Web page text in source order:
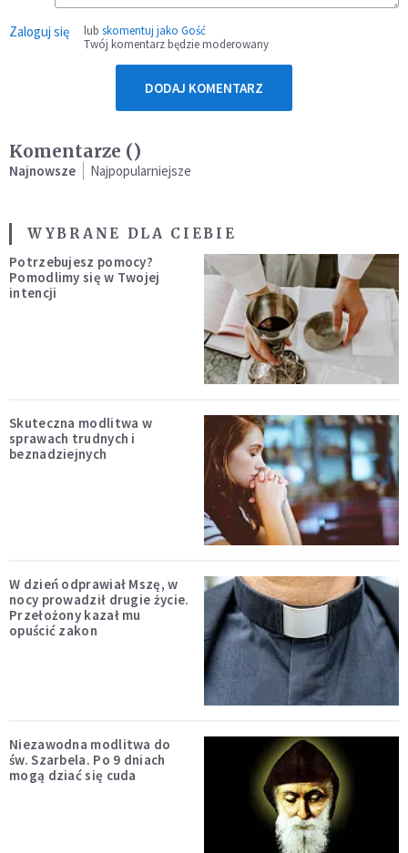
Zaloguj się lub skomentuj jako Gość
Twój komentarz będzie moderowany
DODAJ KOMENTARZ
Komentarze ()
Najnowsze Najpopularniejsze
WYBRANE DLA CIEBIE
Potrzebujesz pomocy?
Pomodlimy się w Twojej
intencji
Skuteczna modlitwa w
sprawach trudnych i
beznadziejnych
W dzień odprawiał Mszę, w
nocy prowadził drugie życie.
Przełożony kazał mu
opuścić zakon
Niezawodna modlitwa do
św. Szarbela. Po 9 dniach
mogą dziać się cuda